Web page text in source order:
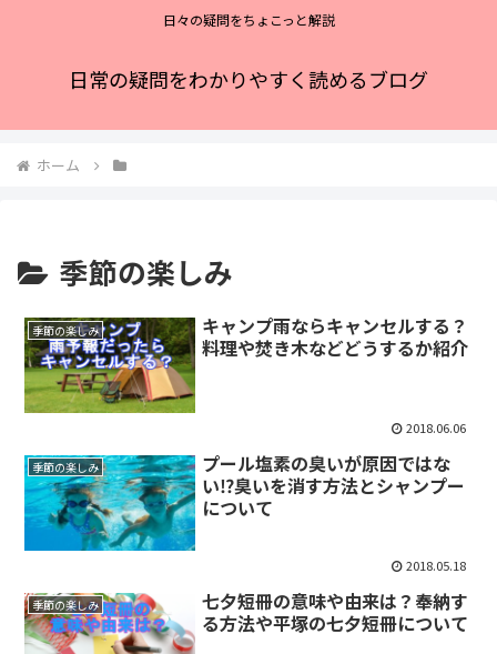
日々の疑問をちょこっと解説
日常の疑問をわかりやすく読めるブログ
ホーム
季節の楽しみ
季節の楽しみ
キャンプ雨ならキャンセルする？
料理や焚き木などどうするか紹介
2018.06.06
季節の楽しみ
プール塩素の臭いが原因ではな
い⁉臭いを消す方法とシャンプー
について
2018.05.18
季節の楽しみ
七夕短冊の意味や由来は？奉納す
る方法や平塚の七夕短冊について